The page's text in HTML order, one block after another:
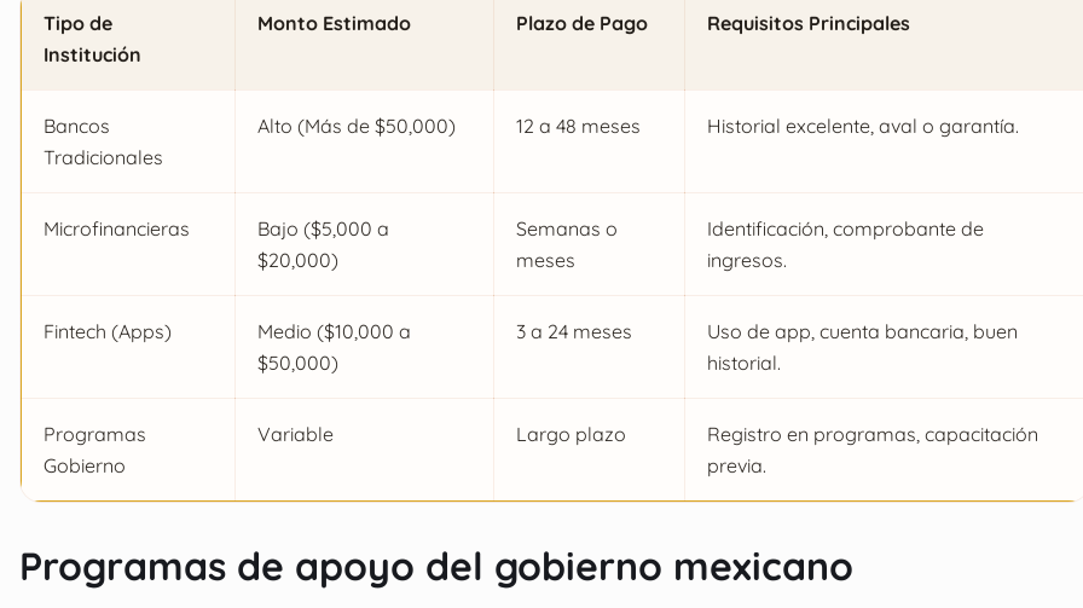
Tipo de
Institución
Monto Estimado Plazo de Pago Requisitos Principales
Bancos
Tradicionales
Alto (Más de $50,000) 12 a 48 meses Historial excelente, aval o garantía.
Microfinancieras
Bajo ($5,000 a
$20,000)
Semanas o
meses
Identificación, comprobante de
ingresos.
Fintech (Apps)
Medio ($10,000 a
$50,000)
3 a 24 meses
Uso de app, cuenta bancaria, buen
historial.
Programas
Gobierno
Variable Largo plazo
Registro en programas, capacitación
previa.
Programas de apoyo del gobierno mexicano